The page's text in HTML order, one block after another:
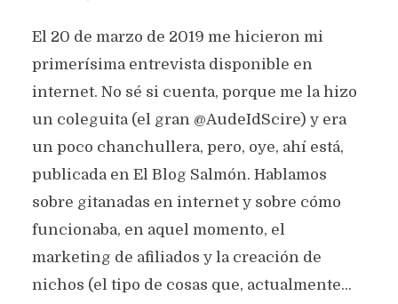
El 20 de marzo de 2019 me hicieron mi
primerísima entrevista disponible en
internet. No sé si cuenta, porque me la hizo
un coleguita (el gran @AudeIdScire) y era
un poco chanchullera, pero, oye, ahí está,
publicada en El Blog Salmón. Hablamos
sobre gitanadas en internet y sobre cómo
funcionaba, en aquel momento, el
marketing de afiliados y la creación de
nichos (el tipo de cosas que, actualmente...